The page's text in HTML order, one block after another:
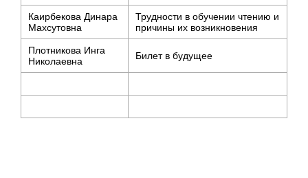
Каирбекова Динара
Махсутовна
Трудности в обучении чтению и
причины их возникновения
Плотникова Инга
Николаевна
Билет в будущее